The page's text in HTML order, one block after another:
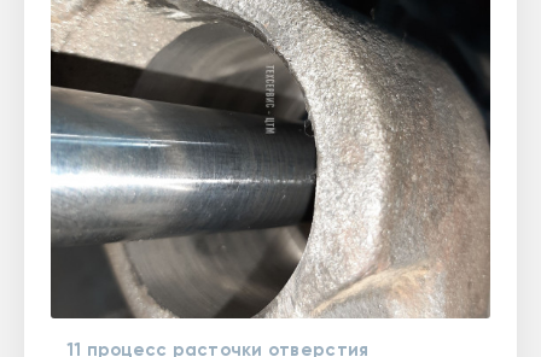
11 процесс расточки отверстия